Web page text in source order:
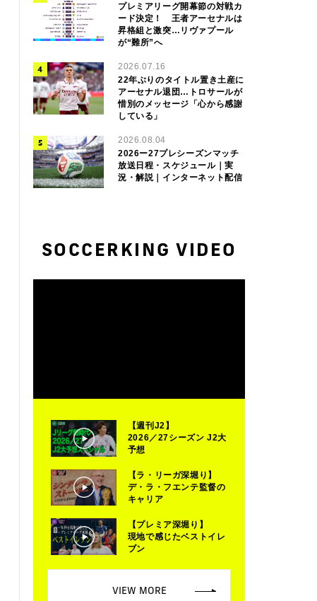
プレミアリーグ開幕節の対戦カ
ード決定！ 王者アーセナルは
昇格組と激突…リヴァプール
が“難所”へ
2026.07.16
22年ぶりのタイトル置き土産に
アーセナル退団…トロサールが
惜別のメッセージ「心から感謝
している」
2026.08.04
2026ー27プレシーズンマッチ
放送日程・スケジュール｜実
況・解説｜インターネット配信
SOCCERKING VIDEO
【週刊J2】
2026／27シーズン J2大
予想
【ラ・リーガ深堀り】
デ・ラ・フエンテ監督の
キャリア
【プレミア深堀り】
現地で感じたベストイレ
ブン
VIEW MORE